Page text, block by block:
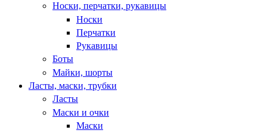
Носки, перчатки, рукавицы
Носки
Перчатки
Рукавицы
Боты
Майки, шорты
Ласты, маски, трубки
Ласты
Маски и очки
Маски